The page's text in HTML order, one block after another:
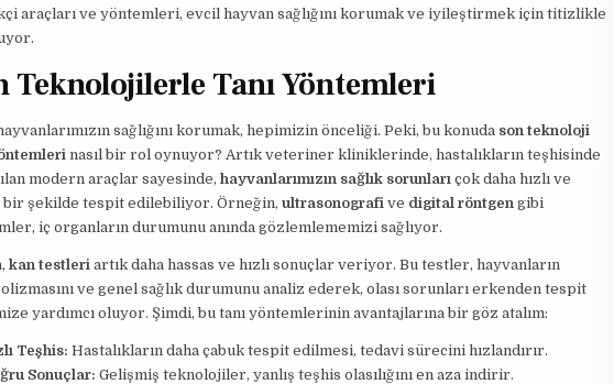
araçları ve yöntemleri, evcil hayvan sağlığını korumak ve iyileştirmek için titizlikle
Teknolojilerle Tanı Yöntemleri
sağlığını korumak, hepimizin önceliği. Peki, bu konuda son teknoloji
nasıl bir rol oynuyor? Artık veteriner kliniklerinde, hastalıkların teşhisinde
modern araçlar sayesinde, hayvanlarımızın sağlık sorunları çok daha hızlı ve
bir şekilde tespit edilebiliyor. Örneğin, ultrasonografi ve digital röntgen gibi
iç organların durumunu anında gözlemlememizi sağlıyor.
kan testleri artık daha hassas ve hızlı sonuçlar veriyor. Bu testler, hayvanların
ve genel sağlık durumunu analiz ederek, olası sorunları erkenden tespit
yardımcı oluyor. Şimdi, bu tanı yöntemlerinin avantajlarına bir göz atalım:
Teşhis: Hastalıkların daha çabuk tespit edilmesi, tedavi sürecini hızlandırır.
Sonuçlar: Gelişmiş teknolojiler, yanlış teşhis olasılığını en aza indirir.